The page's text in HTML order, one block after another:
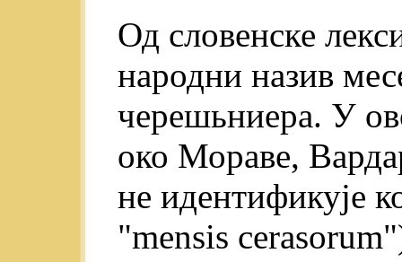
Од словенске
народни назив
черешьниера. У
око Мораве,
не идентификује
"mensis